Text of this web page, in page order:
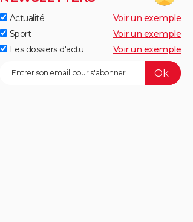
Actualité
Voir un exemple
Sport
Voir un exemple
Les dossiers d'actu
Voir un exemple